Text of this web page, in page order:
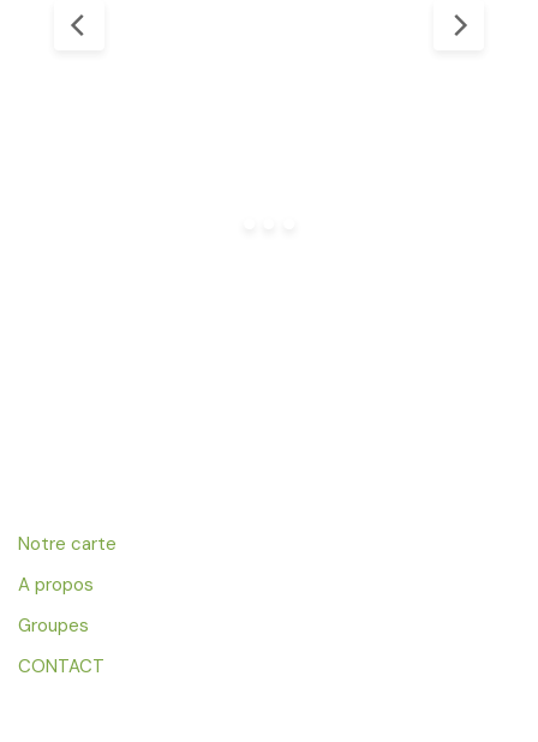
Notre carte
A propos
Groupes
CONTACT